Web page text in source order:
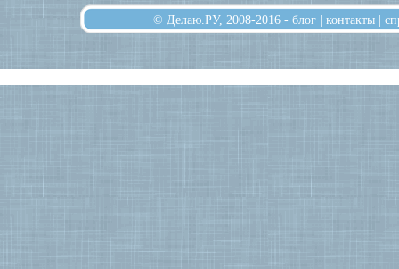
© Делаю.РУ, 2008-2016 - блог | контакты |